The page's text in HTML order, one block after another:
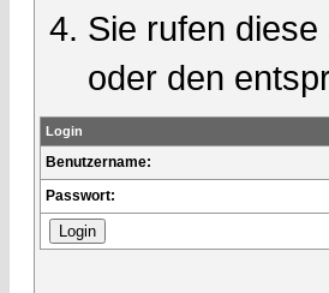
Sie rufen
oder den
Login
Benutzername:
Passwort: